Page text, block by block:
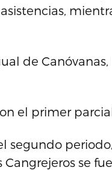
de
el primer
segundo
se